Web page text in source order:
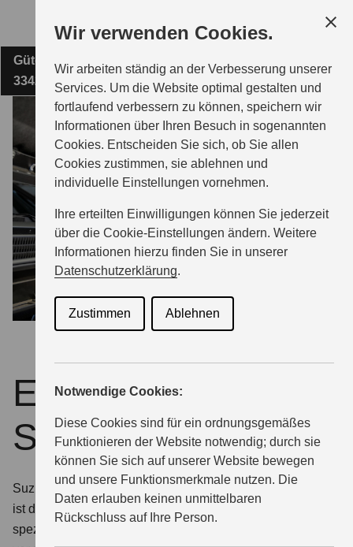
Wir verwenden Cookies.
Wir arbeiten ständig an der Verbesserung unserer
Services. Um die Website optimal gestalten und
fortlaufend verbessern zu können, speichern wir
Informationen über Ihren Besuch in sogenannten
Cookies. Entscheiden Sie sich, ob Sie allen
Cookies zustimmen, sie ablehnen und
individuelle Einstellungen vornehmen.
Ihre erteilten Einwilligungen können Sie jederzeit
über die Cookie-Einstellungen ändern. Weitere
Informationen hierzu finden Sie in unserer
Datenschutzerklärung.
Zustimmen Ablehnen
Notwendige Cookies:
Diese Cookies sind für ein ordnungsgemäßes
Funktionieren der Website notwendig; durch sie
können Sie sich auf unserer Website bewegen
und unsere Funktionsmerkmale nutzen. Die
Daten erlauben keinen unmittelbaren
Rückschluss auf Ihre Person.
Hauptinhalt
AUTOHAUS GRUNDMEIER GMBH
MODELLE
ZUBEHÖR
BERATUNG & KAUF
GESCHÄFTSKUNDEN
ÜBER UNS
Gütersloher Straße 33
33428 Harsewinkel
ECSTAR by
Suzuki
Suzuki Qualität auch bei Schutz und Pflege. ECSTAR
ist die von Suzuki entwickelte Marke für Motoröle und
spezielle Pflegeprodukte. So schützen Sie Ihr Fahrzeug